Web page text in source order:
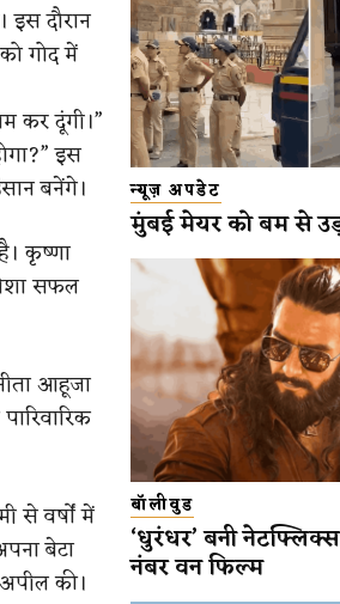
दौरान
गोद में
कर दूंगी।”
इस
बनेंगे।
कृष्णा
सफल
आहूजा
से वर्षों में
बेटा
की।
न्यूज़ अपडेट
मुंबई मेयर को बम से
बॉलीवुड
‘धुरंधर’ बनी
नंबर वन फिल्म